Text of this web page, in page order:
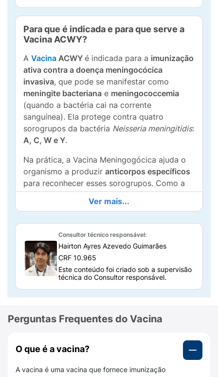
Para que é indicada e para que serve a
Vacina ACWY?
A Vacina ACWY é indicada para a imunização
ativa contra a doença meningocócica
invasiva, que pode se manifestar como
meningite bacteriana e meningococcemia
(quando a bactéria cai na corrente
sanguínea). Ela protege contra quatro
sorogrupos da bactéria Neisseria meningitidis:
A, C, W e Y.
Na prática, a Vacina Meningogócica ajuda o
organismo a produzir anticorpos específicos
para reconhecer esses sorogrupos. Como a
doença meningocócica pode evoluir muito
rápido e causar complicações importantes, a
o risco de quadros graves, especialmente em
crianças,adolescentes
, pessoas expostas a
ambientes coletivos
alojamentos), situações de surto ,
e
condições clínicas que aumentem a
vulnerabilidade (avaliadas pelo profissional de
saúde).
Como a Vacina ACWY funciona no
Depois da aplicação, o
“alvos” e começa a produzir anticorpos
Ver mais...
Consultor técnico responsável:
Hairton Ayres Azevedo Guimarães
CRF 10.965
Este conteúdo foi criado sob a supervisão
técnica do Consultor responsável.
Perguntas Frequentes do Vacina
O que é a vacina?
A vacina é uma vacina que fornece imunização